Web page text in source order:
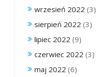
wrzesień 2022 (3)
sierpień 2022 (3)
lipiec 2022 (9)
czerwiec 2022 (3)
maj 2022 (6)